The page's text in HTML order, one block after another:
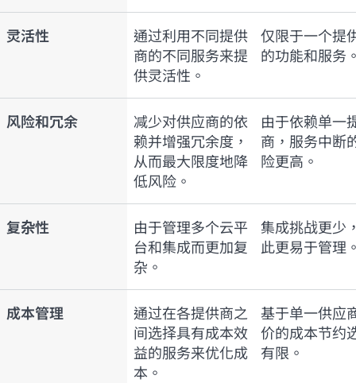
灵活性
通过利用不同提供
商的不同服务来提
供灵活性。
仅限于一个提
的功能和服务
风险和冗余
减少对供应商的依
赖并增强冗余度，
从而最大限度地降
低风险。
由于依赖单一
商，服务中断
险更高。
复杂性
由于管理多个云平
台和集成而更加复
杂。
集成挑战更少
此更易于管理
成本管理
通过在各提供商之
间选择具有成本效
益的服务来优化成
本。
基于单一供应
价的成本节约
有限。